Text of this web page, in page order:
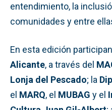
entendimiento, la
comunidades y entre
En esta edición
Alicante, a través del
Lonja del Pescado; la
el MARQ, el MUBAG y el